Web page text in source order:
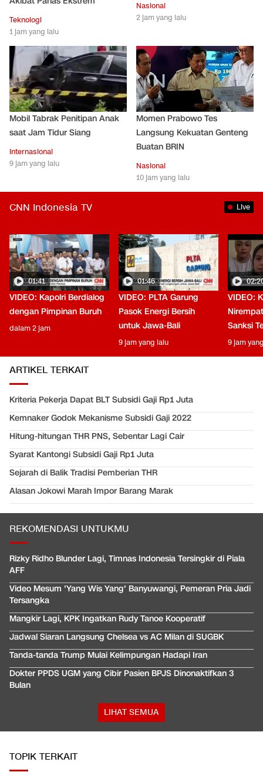
Teknologi
1 jam yang lalu
Nasional
2 jam yang lalu
Mobil Tabrak Penitipan Anak
saat Jam Tidur Siang
Internasional
9 jam yang lalu
Momen Prabowo Tes
Langsung Kekuatan Genteng
Buatan BRIN
Nasional
10 jam yang lalu
CNN Indonesia TV Live
01:41
VIDEO: Kapolri Berdialog
dengan Pimpinan Buruh
dalam 2 jam
01:46
VIDEO: PLTA Garung
Pasok Energi Bersih
untuk Jawa-Bali
9 jam yang lalu
VIDEO:
Sanksi
9 jam
ARTIKEL TERKAIT
Kriteria Pekerja Dapat BLT Subsidi Gaji Rp1 Juta
Kemnaker Godok Mekanisme Subsidi Gaji 2022
Hitung-hitungan THR PNS, Sebentar Lagi Cair
Syarat Kantongi Subsidi Gaji Rp1 Juta
Sejarah di Balik Tradisi Pemberian THR
Alasan Jokowi Marah Impor Barang Marak
REKOMENDASI UNTUKMU
Rizky Ridho Blunder Lagi, Timnas Indonesia Tersingkir di Piala
AFF
Video Mesum 'Yang Wis Yang' Banyuwangi, Pemeran Pria Jadi
Tersangka
Mangkir Lagi, KPK Ingatkan Rudy Tanoe Kooperatif
Jadwal Siaran Langsung Chelsea vs AC Milan di SUGBK
Tanda-tanda Trump Mulai Kelimpungan Hadapi Iran
Dokter PPDS UGM yang Cibir Pasien BPJS Dinonaktifkan 3
Bulan
LIHAT SEMUA
TOPIK TERKAIT